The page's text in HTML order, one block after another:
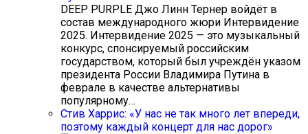
DEEP PURPLE Джо Линн Тернер войдёт в
состав международного жюри Интервидение
2025. Интервидение 2025 — это музыкальный
конкурс, спонсируемый российским
государством, который был учреждён указом
президента России Владимира Путина в
феврале в качестве альтернативы
популярному…
Стив Харрис: «У нас не так много лет впереди,
поэтому каждый концерт для нас дорог»